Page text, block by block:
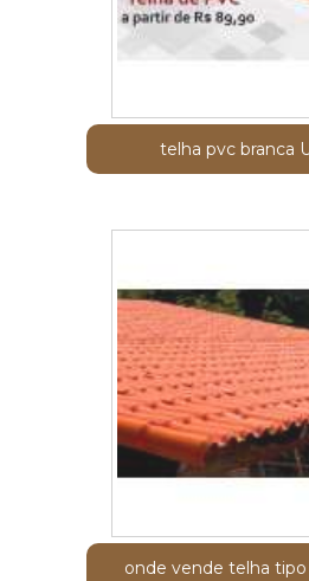
telha pvc branca
onde vende telha tipo